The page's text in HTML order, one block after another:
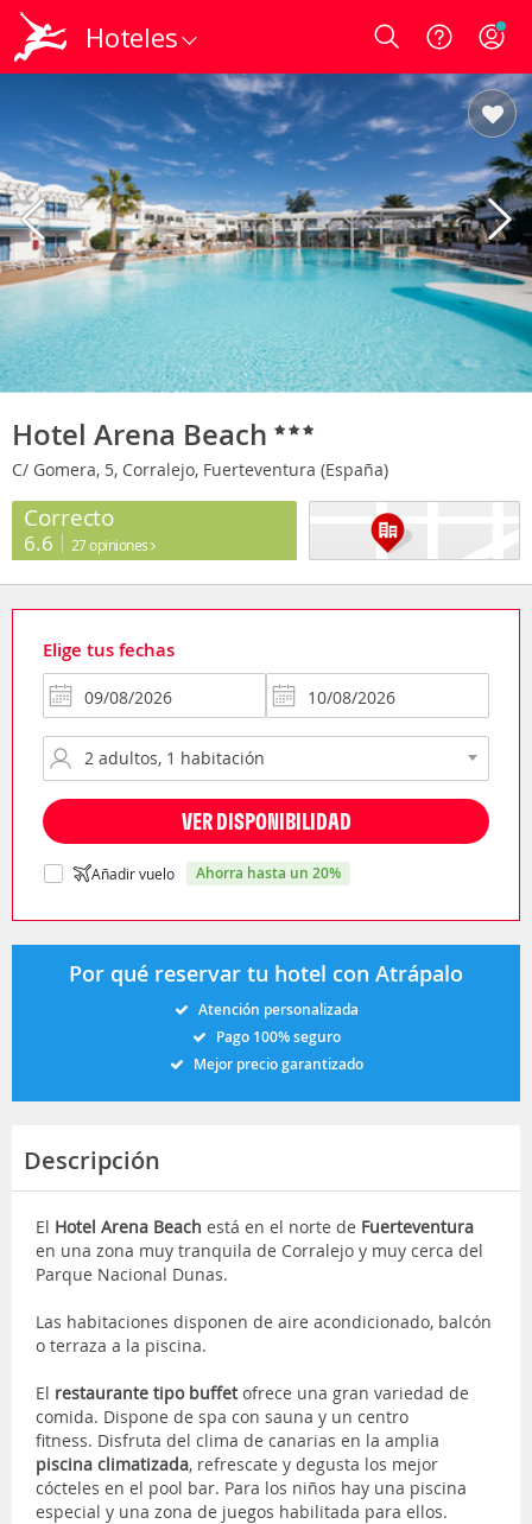
Hoteles Login
Hotel Arena Beach
C/ Gomera, 5, Corralejo, Fuerteventura (España)
Correcto
6.6 27 opiniones
Elige tus fechas
VER DISPONIBILIDAD
Añadir vuelo ahorra hasta un 20%
Por qué reservar tu hotel con Atrápalo
Atención personalizada
Pago 100% seguro
Mejor precio garantizado
Descripción
El Hotel Arena Beach está en el norte de Fuerteventura
en una zona muy tranquila de Corralejo y muy cerca del
Parque Nacional Dunas.
Las habitaciones disponen de aire acondicionado, balcón
o terraza a la piscina.
El restaurante tipo buffetofrece una gran variedad de
comida. Dispone de spa con sauna y un centro
fitness. Disfruta del clima de canarias en la amplia
piscina climatizada, refrescate y degusta los mejor
cócteles en el pool bar. Para los niños hay una piscina
especial y una zona de juegos habilitada para ellos.